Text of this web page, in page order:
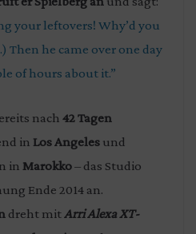
your leftovers! Why’d you
he came over one day
of hours about it.”
nach 42 Tagen
in Los Angeles und
in Marokko– das Studio
Ende 2014 an.
dreht mit Arri Alexa XT-